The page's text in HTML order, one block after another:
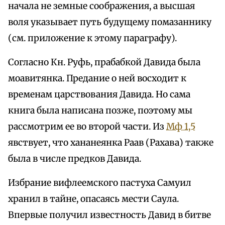
начала не земные соображения, а высшая
воля указывает путь будущему помазаннику
(см. приложение к этому параграфу).
Согласно Кн. Руфь, прабабкой Давида была
моавитянка. Предание о ней восходит к
временам царствования Давида. Но сама
книга была написана позже, поэтому мы
рассмотрим ее во второй части. Из Мф 1,5
явствует, что хананеянка Раав (Рахава) также
была в числе предков Давида.
Избрание вифлеемского пастуха Самуил
хранил в тайне, опасаясь мести Саула.
Впервые получил известность Давид в битве